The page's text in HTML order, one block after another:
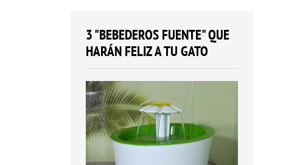
3 "BEBEDEROS FUENTE" QUE
HARÁN FELIZ A TU GATO